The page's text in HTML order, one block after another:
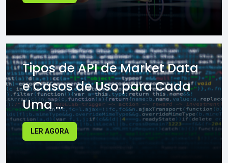
Tipos de API de Market Data
e Casos de Uso para Cada
Uma ...
LER AGORA